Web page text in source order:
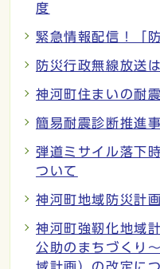
度
緊急情報配信！「
防災行政無線放送
神河町住まいの耐
簡易耐震診断推進
弾道ミサイル落下
ついて
神河町地域防災計
神河町強靭化地域
公助のまちづくり
域計画）の改定に